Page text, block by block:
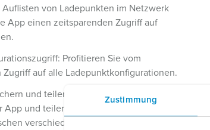
Zustimmung
Auflisten von Ladepunkten im Netzwerk
App einen zeitsparenden Zugriff auf
Profitieren Sie vom
Zugriff auf alle Ladepunktkonfigurationen.
und teilen: Speichern Sie Projekte
App und teilen Sie sie bei Bedarf, um
verschiedenen Installationen zu